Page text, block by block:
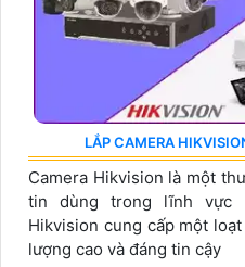
LẮP CAMERA
Camera Hikvision là một
tin dùng trong lĩnh vực
Hikvision cung cấp một
lượng cao và đáng tin cậy